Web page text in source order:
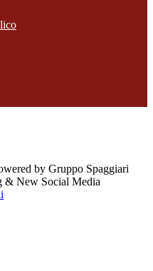
by Gruppo Spaggiari
& New Social Media